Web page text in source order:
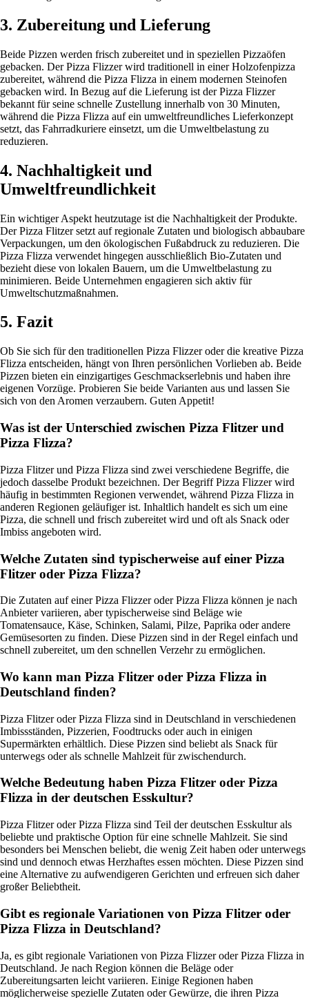
3. Zubereitung und Lieferung
Beide Pizzen werden frisch zubereitet und in speziellen Pizzaöfen
gebacken. Der Pizza Flizzer wird traditionell in einer Holzofenpizza
zubereitet, während die Pizza Flizza in einem modernen Steinofen
gebacken wird. In Bezug auf die Lieferung ist der Pizza Flizzer
bekannt für seine schnelle Zustellung innerhalb von 30 Minuten,
während die Pizza Flizza auf ein umweltfreundliches Lieferkonzept
setzt, das Fahrradkuriere einsetzt, um die Umweltbelastung zu
reduzieren.
4. Nachhaltigkeit und
Umweltfreundlichkeit
Ein wichtiger Aspekt heutzutage ist die Nachhaltigkeit der Produkte.
Der Pizza Flitzer setzt auf regionale Zutaten und biologisch abbaubare
Verpackungen, um den ökologischen Fußabdruck zu reduzieren. Die
Pizza Flizza verwendet hingegen ausschließlich Bio-Zutaten und
bezieht diese von lokalen Bauern, um die Umweltbelastung zu
minimieren. Beide Unternehmen engagieren sich aktiv für
Umweltschutzmaßnahmen.
5. Fazit
Ob Sie sich für den traditionellen Pizza Flizzer oder die kreative Pizza
Flizza entscheiden, hängt von Ihren persönlichen Vorlieben ab. Beide
Pizzen bieten ein einzigartiges Geschmackserlebnis und haben ihre
eigenen Vorzüge. Probieren Sie beide Varianten aus und lassen Sie
sich von den Aromen verzaubern. Guten Appetit!
Was ist der Unterschied zwischen Pizza Flitzer und
Pizza Flizza?
Pizza Flitzer und Pizza Flizza sind zwei verschiedene Begriffe, die
jedoch dasselbe Produkt bezeichnen. Der Begriff Pizza Flizzer wird
häufig in bestimmten Regionen verwendet, während Pizza Flizza in
anderen Regionen geläufiger ist. Inhaltlich handelt es sich um eine
Pizza, die schnell und frisch zubereitet wird und oft als Snack oder
Imbiss angeboten wird.
Welche Zutaten sind typischerweise auf einer Pizza
Flitzer oder Pizza Flizza?
Die Zutaten auf einer Pizza Flizzer oder Pizza Flizza können je nach
Anbieter variieren, aber typischerweise sind Beläge wie
Tomatensauce, Käse, Schinken, Salami, Pilze, Paprika oder andere
Gemüsesorten zu finden. Diese Pizzen sind in der Regel einfach und
schnell zubereitet, um den schnellen Verzehr zu ermöglichen.
Wo kann man Pizza Flitzer oder Pizza Flizza in
Deutschland finden?
Pizza Flitzer oder Pizza Flizza sind in Deutschland in verschiedenen
Imbissständen, Pizzerien, Foodtrucks oder auch in einigen
Supermärkten erhältlich. Diese Pizzen sind beliebt als Snack für
unterwegs oder als schnelle Mahlzeit für zwischendurch.
Welche Bedeutung haben Pizza Flitzer oder Pizza
Flizza in der deutschen Esskultur?
Pizza Flitzer oder Pizza Flizza sind Teil der deutschen Esskultur als
beliebte und praktische Option für eine schnelle Mahlzeit. Sie sind
besonders bei Menschen beliebt, die wenig Zeit haben oder unterwegs
sind und dennoch etwas Herzhaftes essen möchten. Diese Pizzen sind
eine Alternative zu aufwendigeren Gerichten und erfreuen sich daher
großer Beliebtheit.
Gibt es regionale Variationen von Pizza Flitzer oder
Pizza Flizza in Deutschland?
Ja, es gibt regionale Variationen von Pizza Flizzer oder Pizza Flizza in
Deutschland. Je nach Region können die Beläge oder
Zubereitungsarten leicht variieren. Einige Regionen haben
möglicherweise spezielle Zutaten oder Gewürze, die ihren Pizza